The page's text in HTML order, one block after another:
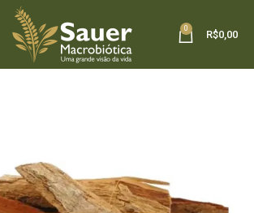
0
R$0,00